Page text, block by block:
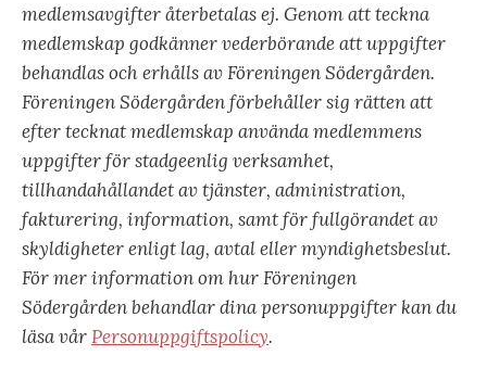
medlemsavgifter återbetalas ej. Genom att teckna
medlemskap godkänner vederbörande att uppgifter
behandlas och erhålls av Föreningen Södergården.
Föreningen Södergården förbehåller sig rätten att
efter tecknat medlemskap använda medlemmens
uppgifter för stadgeenlig verksamhet,
tillhandahållandet av tjänster, administration,
fakturering, information, samt för fullgörandet av
skyldigheter enligt lag, avtal eller myndighetsbeslut.
För mer information om hur Föreningen
Södergården behandlar dina personuppgifter kan du
läsa vårPersonuppgiftspolicy.